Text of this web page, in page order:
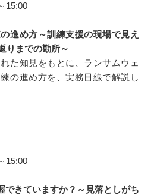
15:00
進め方～訓練支援の現場で見え
りまでの勘所～
た知見をもとに、ランサムウェ
の進め方を、実務目線で解説し
15:00
できていますか？～見落としがち